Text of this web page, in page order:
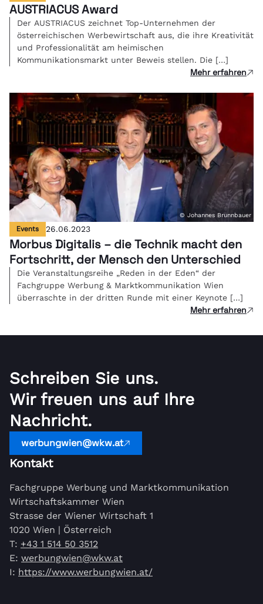
AUSTRIACUS Award
Der AUSTRIACUS zeichnet Top-Unternehmen der
österreichischen Werbewirtschaft aus, die ihre Kreativität
und Professionalität am heimischen
Kommunikationsmarkt unter Beweis stellen. Die […]
Mehr erfahren
© Johannes Brunnbauer
Events 26.06.2023
Morbus Digitalis – die Technik macht den
Fortschritt, der Mensch den Unterschied
Die Veranstaltungsreihe „Reden in der Eden“ der
Fachgruppe Werbung & Marktkommunikation Wien
überraschte in der dritten Runde mit einer Keynote […]
Mehr erfahren
Schreiben Sie uns.
Wir freuen uns auf Ihre
Nachricht.
werbungwien@wkw.at
Kontakt
Fachgruppe Werbung und Marktkommunikation
Wirtschaftskammer Wien
Strasse der Wiener Wirtschaft 1
1020 Wien | Österreich
T: +43 1 514 50 3512
E: werbungwien@wkw.at
I: https://www.werbungwien.at/